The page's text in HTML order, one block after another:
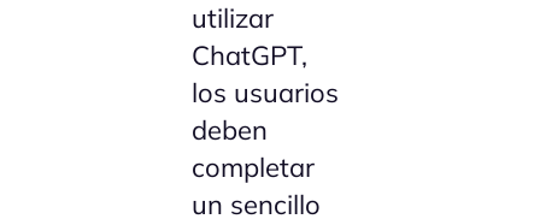
utilizar
ChatGPT,
los usuarios
deben
completar
un sencillo